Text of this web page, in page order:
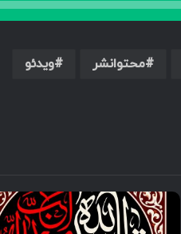
محتوانشر ویدئو